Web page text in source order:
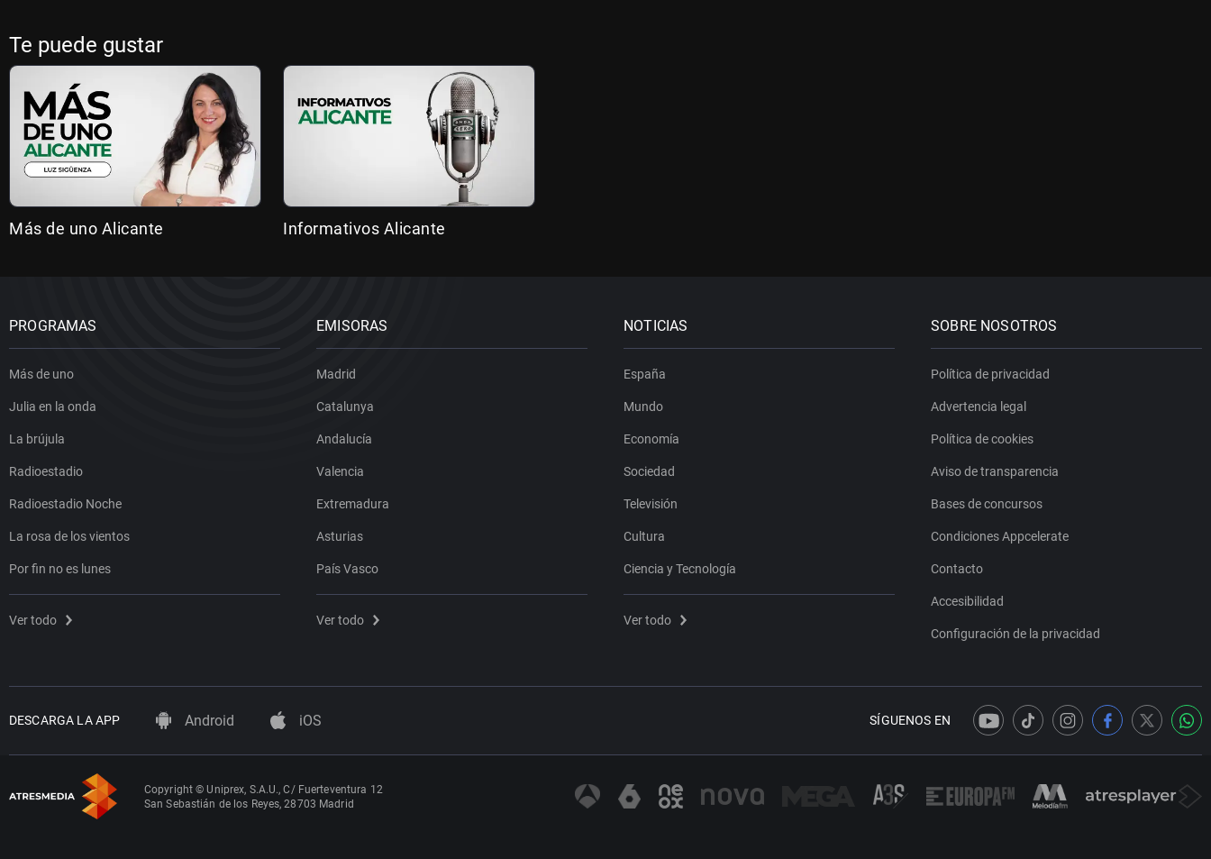
Te puede gustar
Más de uno Alicante Informativos Alicante
PROGRAMAS
Más de uno
Julia en la onda
La brújula
Radioestadio
Radioestadio Noche
La rosa de los vientos
Por fin no es lunes
Ver todo
EMISORAS
Madrid
Catalunya
Andalucía
Valencia
Extremadura
Asturias
País Vasco
Ver todo
NOTICIAS
España
Mundo
Economía
Sociedad
Televisión
Cultura
Ciencia y Tecnología
Ver todo
SOBRE NOSOTROS
Política de privacidad
Advertencia legal
Política de cookies
Aviso de transparencia
Bases de concursos
Condiciones Appcelerate
Contacto
Accesibilidad
Configuración de la privacidad
DESCARGA LA APP Android iOS SÍGUENOS EN
Copyright © Uniprex, S.A.U., C/ Fuerteventura 12
San Sebastián de los Reyes, 28703 Madrid